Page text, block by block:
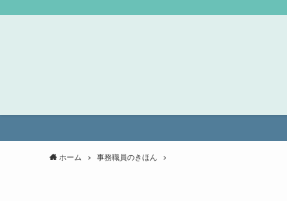
ホーム 事務職員のきほん